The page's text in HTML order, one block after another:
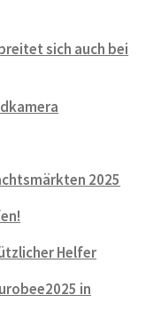
sich auch bei
2025
Helfer
in